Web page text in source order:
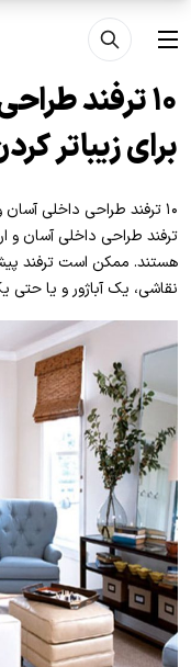
رفتن به محتوای اصلی
منو
۱۰ ترفند
برای زیباتر
ترفند طراحی داخلی آسان و
هستند. ممکن است ترفند
نقاشی، یک آباژور و یا